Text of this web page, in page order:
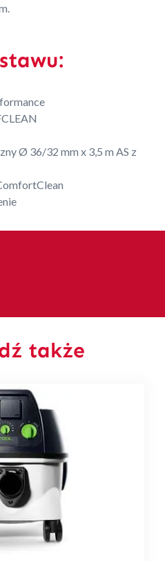
Ø 36/32 mm x 3,5 m AS z
także